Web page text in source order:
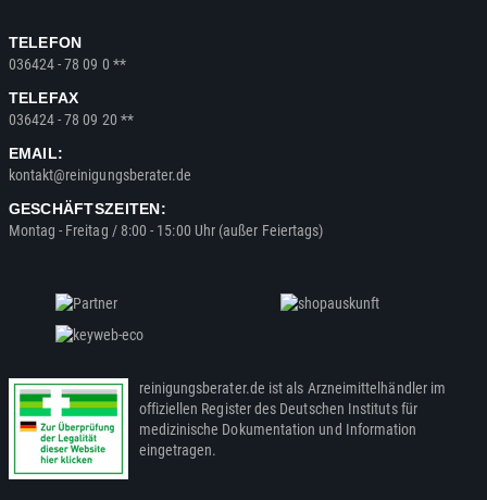
TELEFON
036424 - 78 09 0 **
TELEFAX
036424 - 78 09 20 **
EMAIL:
kontakt@reinigungsberater.de
GESCHÄFTSZEITEN:
Montag - Freitag / 8:00 - 15:00 Uhr (außer Feiertags)
reinigungsberater.de ist als Arzneimittelhändler im
offiziellen Register des Deutschen Instituts für
medizinische Dokumentation und Information
eingetragen.